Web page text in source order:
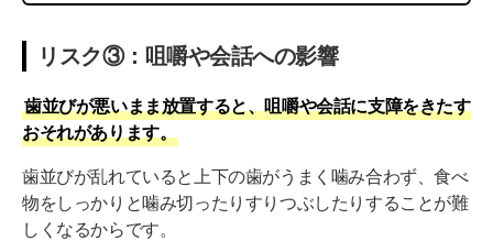
リスク③：咀嚼や会話への影響
歯並びが悪いまま放置すると、咀嚼や会話に支障をきたす
おそれがあります。
歯並びが乱れていると上下の歯がうまく噛み合わず、食べ
物をしっかりと噛み切ったりすりつぶしたりすることが難
しくなるからです。